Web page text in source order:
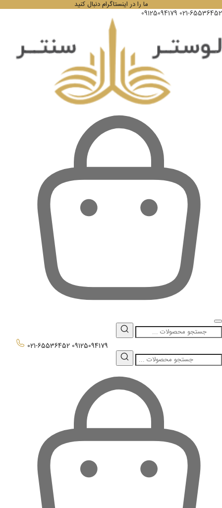
ما را در اینستاگرام دنبال کنید
021-65536452
09125094179
021-65536452 09125094179